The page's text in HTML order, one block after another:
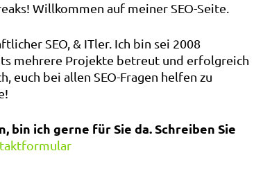
Willkommen auf meiner SEO-Seite.
SEO, & ITler. Ich bin sei 2008
mehrere Projekte betreut und erfolgreich
euch bei allen SEO-Fragen helfen zu
bin ich gerne für Sie da. Schreiben Sie